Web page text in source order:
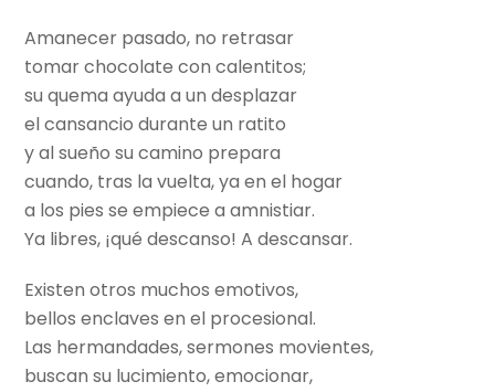
Amanecer pasado, no retrasar
tomar chocolate con calentitos;
su quema ayuda a un desplazar
el cansancio durante un ratito
y al sueño su camino prepara
cuando, tras la vuelta, ya en el hogar
a los pies se empiece a amnistiar.
Ya libres, ¡qué descanso! A descansar.
Existen otros muchos emotivos,
bellos enclaves en el procesional.
Las hermandades, sermones movientes,
buscan su lucimiento, emocionar,